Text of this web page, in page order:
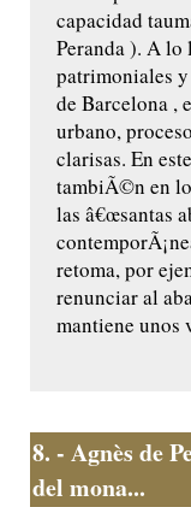
capacidad
Peranda ). A lo
patrimoniales
de Barcelona ,
urbano,
clarisas. En
tambiÃ©n en
las â€œsantas
retoma, por
renunciar al
mantiene unos
8. - Agnès de
del mona...